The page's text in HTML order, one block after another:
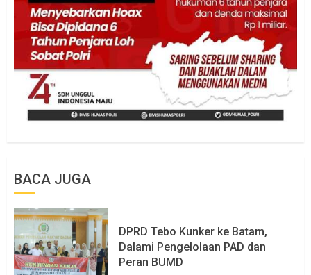
BACA JUGA
DPRD Tebo Kunker ke Batam,
Dalami Pengelolaan PAD dan
Peran BUMD